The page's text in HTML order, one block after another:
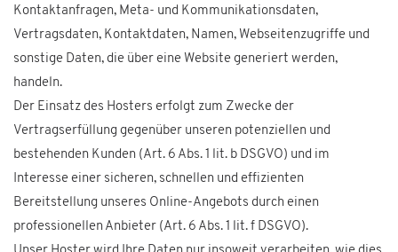
Kontaktanfragen, Meta- und Kommunikationsdaten,
Vertragsdaten, Kontaktdaten, Namen, Webseitenzugriffe und
sonstige Daten, die über eine Website generiert werden,
handeln.
Der Einsatz des Hosters erfolgt zum Zwecke der
Vertragserfüllung gegenüber unseren potenziellen und
bestehenden Kunden (Art. 6 Abs. 1 lit. b DSGVO) und im
Interesse einer sicheren, schnellen und effizienten
Bereitstellung unseres Online-Angebots durch einen
professionellen Anbieter (Art. 6 Abs. 1 lit. f DSGVO).